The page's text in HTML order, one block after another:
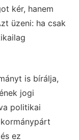
kér, hanem
üzeni: ha csak
is bírálja,
jogi
politikai
ez